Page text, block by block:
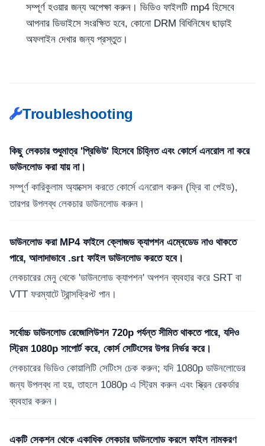
সম্পূর্ণ হওয়ার জন্য অপেক্ষা করুন। ভিডিও ফাইলটি mp4 হিসেবে
আপনার ডিভাইসে সংরক্ষিত হবে, কোনো DRM বিধিনিষেধ ছাড়াই
অফলাইন দেখার জন্য প্রস্তুত।
Troubleshooting
কিছু লেকচার শুধুমাত্র 'প্রিভিউ' হিসেবে চিহ্নিত এবং কোর্সে এনরোল না করে
ডাউনলোড করা যায় না।
সম্পূর্ণ কারিকুলাম অ্যাক্সেস করতে কোর্সে এনরোল করুন (ফ্রি বা পেইড),
তারপর উপলব্ধ লেকচার ডাউনলোড করুন।
ডাউনলোড করা MP4 ফাইলে ক্লোজড ক্যাপশন এম্বেডেড নাও থাকতে
পারে, আলাদাভাবে .srt ফাইল ডাউনলোড করতে হবে।
লেকচারের মেনু থেকে 'ডাউনলোড ক্যাপশন' অপশন ব্যবহার করে SRT বা
VTT ফরম্যাটে ট্রান্সক্রিপ্ট পান।
সর্বোচ্চ ডাউনলোড রেজোলিউশন 720p পর্যন্ত সীমিত থাকতে পারে, যদিও
স্ট্রিম 1080p সাপোর্ট করে, কোর্স সেটিংসের উপর নির্ভর করে।
লেকচারের ভিডিও কোয়ালিটি সেটিংস চেক করুন; যদি 1080p ডাউনলোডের
জন্য উপলব্ধ না হয়, তাহলে 1080p এ স্ট্রিম করুন এবং স্ক্রিন রেকর্ডার
ব্যবহার করুন।
একটি সেকশন থেকে একাধিক লেকচার ডাউনলোড করলে ফাইল নামকরণ